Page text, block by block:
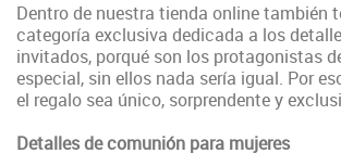
Dentro de nuestra tienda online también
categoría exclusiva dedicada a los
invitados, porqué son los protagonistas
especial, sin ellos nada sería igual. Por
el regalo sea único, sorprendente y
Detalles de comunión para mujeres